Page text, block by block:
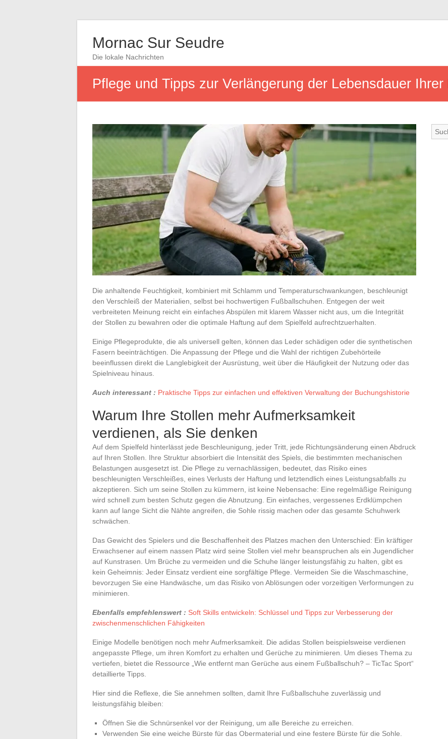
Mornac Sur Seudre
Die lokale Nachrichten
Pflege und Tipps zur Verlängerung der Lebensdauer
Die anhaltende Feuchtigkeit, kombiniert mit Schlamm und Temperaturschwankungen, beschleunigt
den Verschleiß der Materialien, selbst bei hochwertigen Fußballschuhen. Entgegen der weit
verbreiteten Meinung reicht ein einfaches Abspülen mit klarem Wasser nicht aus, um die Integrität
der Stollen zu bewahren oder die optimale Haftung auf dem Spielfeld aufrechtzuerhalten.
Einige Pflegeprodukte, die als universell gelten, können das Leder schädigen oder die synthetischen
Fasern beeinträchtigen. Die Anpassung der Pflege und die Wahl der richtigen Zubehörteile
beeinflussen direkt die Langlebigkeit der Ausrüstung, weit über die Häufigkeit der Nutzung oder das
Spielniveau hinaus.
Auch interessant : Praktische Tipps zur einfachen und effektiven Verwaltung der Buchungshistorie
Warum Ihre Stollen mehr Aufmerksamkeit
verdienen, als Sie denken
Auf dem Spielfeld hinterlässt jede Beschleunigung, jeder Tritt, jede Richtungsänderung einen Abdruck
auf Ihren Stollen. Ihre Struktur absorbiert die Intensität des Spiels, die bestimmten mechanischen
Belastungen ausgesetzt ist. Die Pflege zu vernachlässigen, bedeutet, das Risiko eines
beschleunigten Verschleißes, eines Verlusts der Haftung und letztendlich eines Leistungsabfalls zu
akzeptieren. Sich um seine Stollen zu kümmern, ist keine Nebensache: Eine regelmäßige Reinigung
wird schnell zum besten Schutz gegen die Abnutzung. Ein einfaches, vergessenes Erdklümpchen
kann auf lange Sicht die Nähte angreifen, die Sohle rissig machen oder das gesamte Schuhwerk
schwächen.
Das Gewicht des Spielers und die Beschaffenheit des Platzes machen den Unterschied: Ein kräftiger
Erwachsener auf einem nassen Platz wird seine Stollen viel mehr beanspruchen als ein Jugendlicher
auf Kunstrasen. Um Brüche zu vermeiden und die Schuhe länger leistungsfähig zu halten, gibt es
kein Geheimnis: Jeder Einsatz verdient eine sorgfältige Pflege. Vermeiden Sie die Waschmaschine,
bevorzugen Sie eine Handwäsche, um das Risiko von Ablösungen oder vorzeitigen Verformungen zu
minimieren.
Ebenfalls empfehlenswert : Soft Skills entwickeln: Schlüssel und Tipps zur Verbesserung der
zwischenmenschlichen Fähigkeiten
Einige Modelle benötigen noch mehr Aufmerksamkeit. Die adidas Stollen beispielsweise verdienen
angepasste Pflege, um ihren Komfort zu erhalten und Gerüche zu minimieren. Um dieses Thema zu
vertiefen, bietet die Ressource „Wie entfernt man Gerüche aus einem Fußballschuh? – TicTac Sport“
detaillierte Tipps.
Hier sind die Reflexe, die Sie annehmen sollten, damit Ihre Fußballschuhe zuverlässig und
leistungsfähig bleiben:
Öffnen Sie die Schnürsenkel vor der Reinigung, um alle Bereiche zu erreichen.
Verwenden Sie eine weiche Bürste für das Obermaterial und eine festere Bürste für die Sohle.